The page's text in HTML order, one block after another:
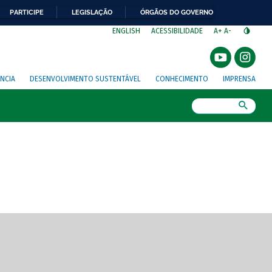
PARTICIPE LEGISLAÇÃO ÓRGÃOS DO GOVERNO
ENGLISH ACESSIBILIDADE A+ A-
DESENVOLVIMENTO SUSTENTÁVEL CONHECIMENTO IMPRENSA
de tela